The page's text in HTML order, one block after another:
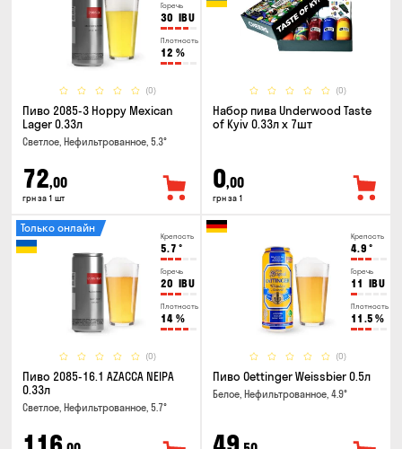
Горечь
30 IBU
Плотность
12 %
(0)
Пиво 2085-3 Hoppy Mexican
Lager 0.33л
Светлое, Нефильтрованное, 5.3°
72,00
грн за 1 шт
(0)
Набор пива Underwood Taste
of Kyiv 0.33л x 7шт
0,00
грн за 1
Крепость
5.7 °
Горечь
20 IBU
Плотность
14 %
(0)
Только онлайн
Пиво 2085-16.1 AZACCA NEIPA
0.33л
Светлое, Нефильтрованное, 5.7°
Крепость
4.9 °
Горечь
11 IBU
Плотность
11.5 %
(0)
Пиво Oettinger Weissbier 0.5л
Белое, Нефильтрованное, 4.9°